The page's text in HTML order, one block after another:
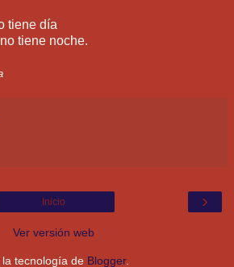
tiene día
tiene noche.
›
Inicio
Ver versión web
la tecnología de Blogger.